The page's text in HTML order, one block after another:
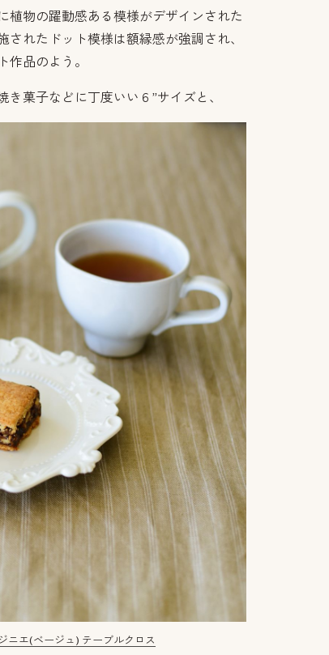
植物の躍動感ある模様がデザインされた
されたドット模様は額縁感が強調され、
作品のよう。
菓子などに丁度いい６”サイズと、
ニエ(ベージュ) テーブルクロス